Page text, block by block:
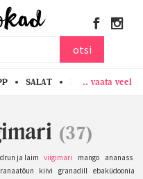
otsi
SALAT PASTA KANA
.. vaata veel
(37)
ja laim viigimari mango
ananass
kiivi granadill ebaküdoonia